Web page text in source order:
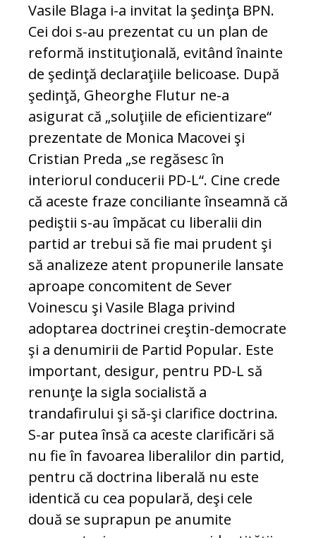
Vasile Blaga i-a invitat la şedinţa BPN.
Cei doi s-au prezentat cu un plan de
reformă instituţională, evitând înainte
de şedinţă declaraţiile belicoase. După
şedinţă, Gheorghe Flutur ne-a
asigurat că „soluţiile de eficientizare“
prezentate de Monica Macovei şi
Cristian Preda „se regăsesc în
interiorul conducerii PD-L“. Cine crede
că aceste fraze conciliante înseamnă că
pediştii s-au împăcat cu liberalii din
partid ar trebui să fie mai prudent şi
să analizeze atent propunerile lansate
aproape concomitent de Sever
Voinescu şi Vasile Blaga privind
adoptarea doctrinei creştin-democrate
şi a denumirii de Partid Popular. Este
important, desigur, pentru PD-L să
renunţe la sigla socialistă a
trandafirului şi să-şi clarifice doctrina.
S-ar putea însă ca aceste clarificări să
nu fie în favoarea liberalilor din partid,
pentru că doctrina liberală nu este
identică cu cea populară, deşi cele
două se suprapun pe anumite